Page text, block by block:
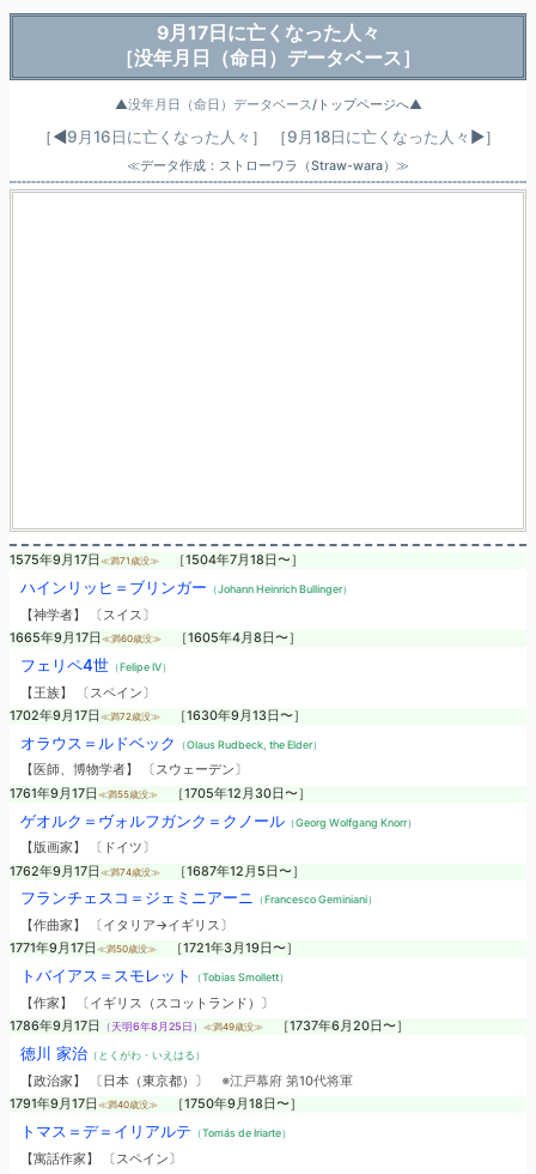
9月17日に亡くなった人々
［没年月日（命日）データベース］
▲没年月日（命日）データベース/トップページへ▲
［◀9月16日に亡くなった人々 ］ ［9月18日に亡くなった人々 ▶］
≪データ作成：ストローワラ（Straw-wara）≫
1575年9月17日 ≪満71歳没≫ ［1504年7月18日〜］
ハインリッヒ＝ブリンガー （Johann Heinrich Bullinger）
【神学者】 〔スイス〕
1665年9月17日 ≪満60歳没≫ ［1605年4月8日〜］
フェリペ4世（Felipe IV）
【王族】 〔スペイン〕
1702年9月17日 ≪満72歳没≫ ［1630年9月13日〜］
オラウス＝ルドベック （Olaus Rudbeck, the Elder）
【医師、博物学者】 〔スウェーデン〕
1761年9月17日 ≪満55歳没≫ ［1705年12月30日〜］
ゲオルク＝ヴォルフガンク＝クノール（Georg Wolfgang Knorr）
【版画家】 〔ドイツ〕
1762年9月17日 ≪満74歳没≫ ［1687年12月5日〜］
フランチェスコ＝ジェミニアーニ （Francesco Geminiani）
【作曲家】 〔イタリア→イギリス〕
1771年9月17日 ≪満50歳没≫ ［1721年3月19日〜］
トバイアス＝スモレット （Tobias Smollett）
【作家】 〔イギリス（スコットランド）〕
1786年9月17日
（天明6年8月25日） ≪満49歳没≫ ［1737年6月20日〜］
徳川 家治（とくがわ・いえはる）
【政治家】 〔日本（東京都）〕 ※江戸幕府 第10代将軍
1791年9月17日 ≪満40歳没≫ ［1750年9月18日〜］
トマス＝デ＝イリアルテ （Tomás de Iriarte）
【寓話作家】 〔スペイン〕